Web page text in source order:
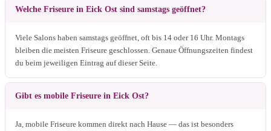
Welche Friseure in Eick Ost sind samstags geöffnet?
Viele Salons haben samstags geöffnet, oft bis 14 oder 16 Uhr. Montags
bleiben die meisten Friseure geschlossen. Genaue Öffnungszeiten findest
du beim jeweiligen Eintrag auf dieser Seite.
Gibt es mobile Friseure in Eick Ost?
Ja, mobile Friseure kommen direkt nach Hause — das ist besonders